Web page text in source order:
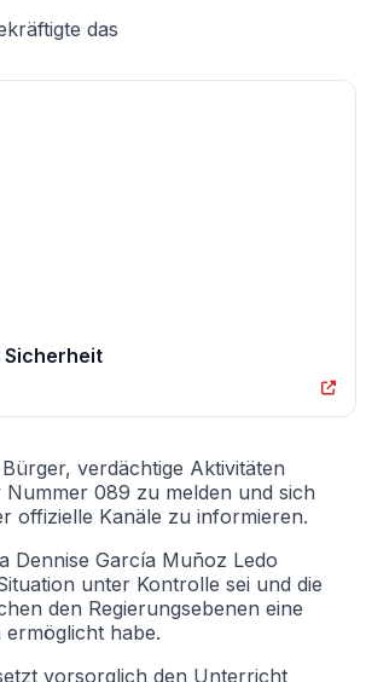
das
verdächtige Aktivitäten
089 zu melden und sich
offizielle Kanäle zu informieren.
Dennise García Muñoz Ledo
unter Kontrolle sei und die
den Regierungsebenen eine
habe.
vorsorglich den Unterricht